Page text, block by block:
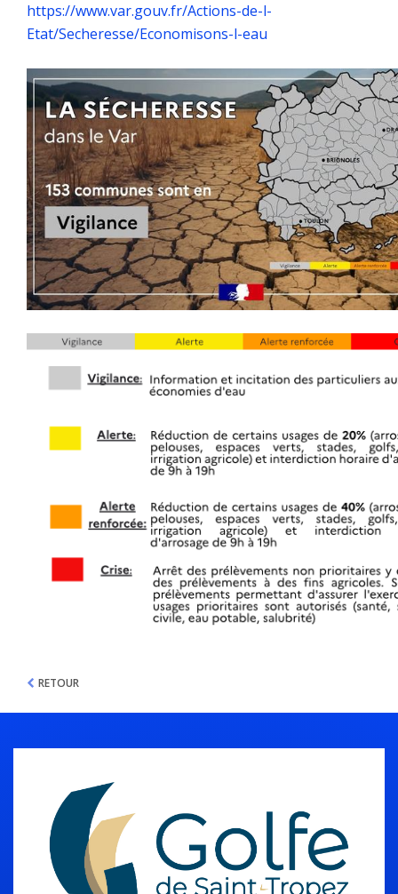
https://www.var.gouv.fr/Actions-de-l-
Etat/Secheresse/Economisons-l-eau
RETOUR